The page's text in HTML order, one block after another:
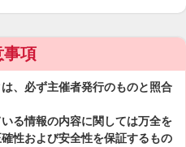
事項
、必ず主催者発行のものと照合
る情報の内容に関しては万全を
性および安全性を保証するもの